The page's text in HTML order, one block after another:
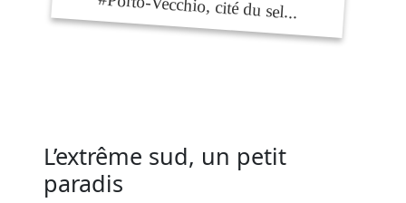
L’extrême sud, un petit
paradis